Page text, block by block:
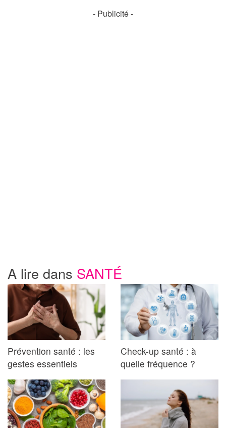
- Publicité -
A lire dans SANTÉ
Prévention santé : les
gestes essentiels
Check-up santé : à
quelle fréquence ?